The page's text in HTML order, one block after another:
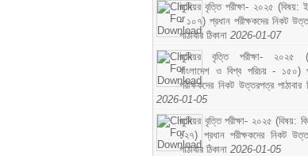
জুনিয়র বৃত্তি পরীক্ষা- ২০২৫ (বিষয়:
- ১০৭) প্রধান পরীক্ষকদের নিকট
পাঠাবার ঠিকানা 2026-01-07
জুনিয়র বৃত্তি পরীক্ষা- ২০২৫
বাংলাদেশ ও বিশ্ব পরিচয় - ১৫০)
পরীক্ষকদের নিকট উত্তরপত্র পাঠাবার
2026-01-05
জুনিয়র বৃত্তি পরীক্ষা- ২০২৫ (বিষয়:
১২৭) প্রধান পরীক্ষকদের নিকট
পাঠাবার ঠিকানা 2026-01-05